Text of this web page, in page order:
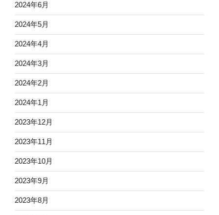
2024年6月
2024年5月
2024年4月
2024年3月
2024年2月
2024年1月
2023年12月
2023年11月
2023年10月
2023年9月
2023年8月